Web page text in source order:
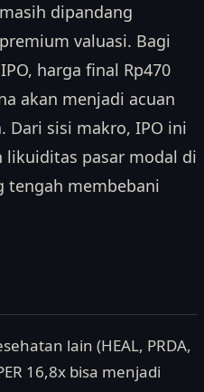
dipandang
valuasi. Bagi
harga final Rp470
akan menjadi acuan
Dari sisi makro, IPO ini
pasar modal di
tengah membebani
lain (HEAL, PRDA,
16,8x bisa menjadi